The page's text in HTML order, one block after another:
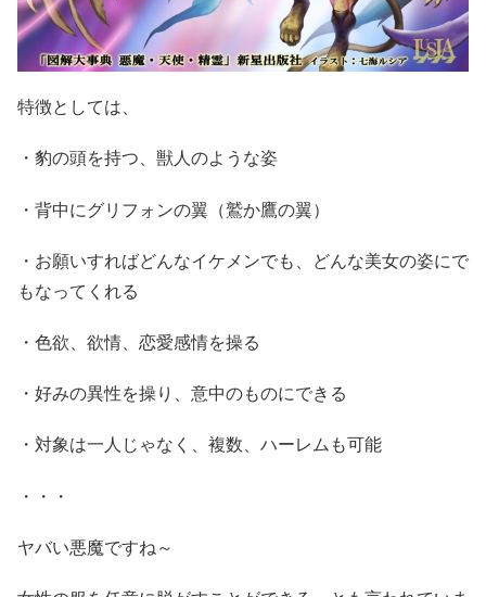
特徴としては、
・豹の頭を持つ、獣人のような姿
・背中にグリフォンの翼（鷲か鷹の翼）
・お願いすればどんなイケメンでも、どんな美女の姿にで
もなってくれる
・色欲、欲情、恋愛感情を操る
・好みの異性を操り、意中のものにできる
・対象は一人じゃなく、複数、ハーレムも可能
・・・
ヤバい悪魔ですね～